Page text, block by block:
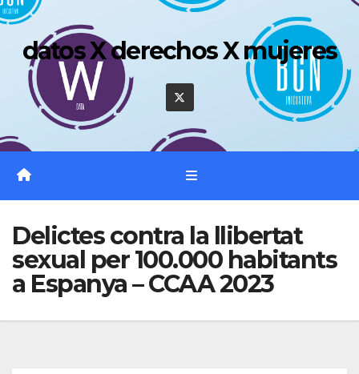
Saltar
contenido
datos X derechos X mujeres
Delictes contra la llibertat
sexual per 100.000 habitants
a Espanya – CCAA 2023